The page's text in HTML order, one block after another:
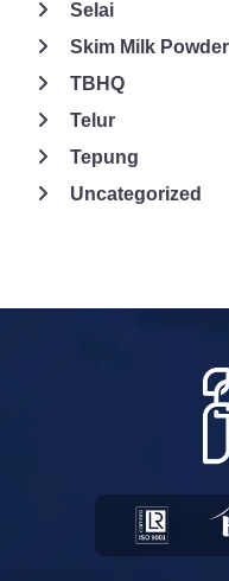
pemahaman mendalam
lingkungan, serta kualitas
seperti kelembapan,
solusi yang diterapkan benar-benar
bekerja optimal jika
mudah digunakan, serta
Selai
Skim Milk Powder
TBHQ
Telur
Tepung
Uncategorized